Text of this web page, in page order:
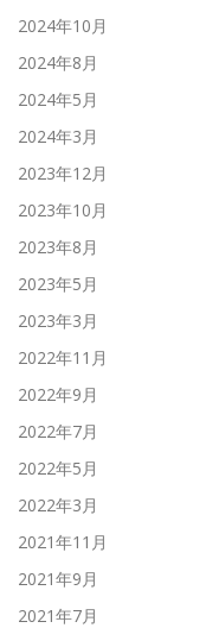
2024年10月
2024年8月
2024年5月
2024年3月
2023年12月
2023年10月
2023年8月
2023年5月
2023年3月
2022年11月
2022年9月
2022年7月
2022年5月
2022年3月
2021年11月
2021年9月
2021年7月